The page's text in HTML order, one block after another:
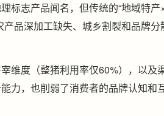
标志产品闻名，但传统的“地域特产
品深加工缺失、城乡割裂和品牌分
维度（整猪利用率仅60%），以及
力，也削弱了消费者的品牌认知和